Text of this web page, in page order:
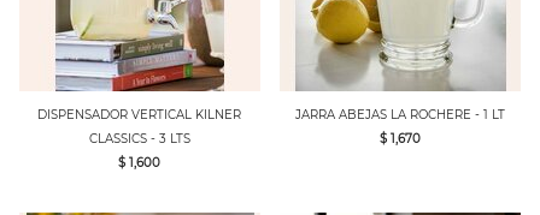
DISPENSADOR VERTICAL KILNER
CLASSICS - 3 LTS
$ 1,600
JARRA ABEJAS LA ROCHERE - 1 LT
$ 1,670